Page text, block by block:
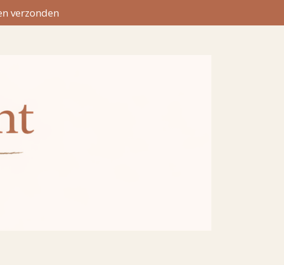
verzonden